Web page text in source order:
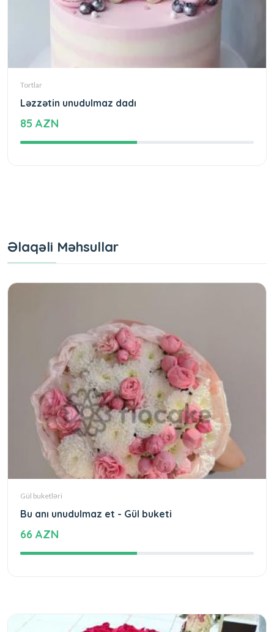
Tortlar
Ləzzətin unudulmaz dadı
85 AZN
Əlaqəli Məhsullar
Gül buketləri
Bu anı unudulmaz et - Gül buketi
66 AZN